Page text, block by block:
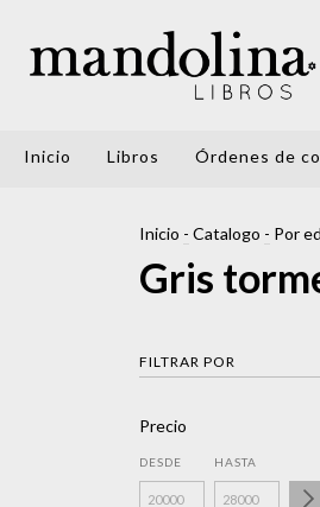
Inicio Libros Órdenes de
Inicio - Catalogo - Por
Gris
FILTRAR POR
Precio
DESDE HASTA